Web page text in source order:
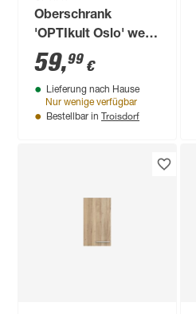
Oberschrank
'OPTIkult Oslo' weiß
50 x 57,6 x 34,6 cm
59,99 €
Lieferung nach Hause
Nur wenige verfügbar
Bestellbar in Troisdorf